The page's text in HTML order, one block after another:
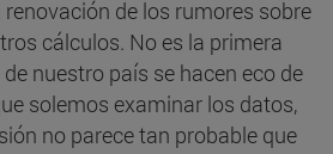
de los rumores sobre
cálculos. No es la primera
nuestro país se hacen eco de
solemos examinar los datos,
no parece tan probable que